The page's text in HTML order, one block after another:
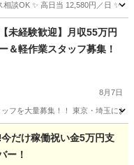
ス相談OK ✨ 高日当 12,580円／
未経験歓迎】月収55万円
＆軽作業スタッフ募集！
8月7日
ッフを大量募集！！ 東京・埼玉に
だけ稼働祝い金5万円支
ー！